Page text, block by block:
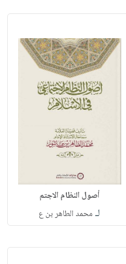
أصول النظام الاجتم
لـ محمد الطاهر بن ع